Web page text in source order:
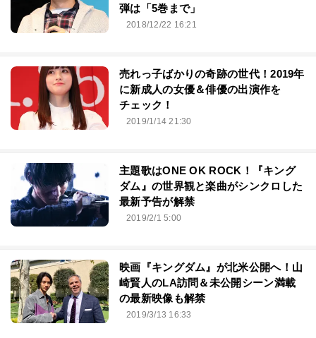
弾は「5巻まで」
2018/12/22 16:21
売れっ子ばかりの奇跡の世代！2019年
に新成人の女優＆俳優の出演作を
チェック！
2019/1/14 21:30
主題歌はONE OK ROCK！『キング
ダム』の世界観と楽曲がシンクロした
最新予告が解禁
2019/2/1 5:00
映画『キングダム』が北米公開へ！山
崎賢人のLA訪問＆未公開シーン満載
の最新映像も解禁
2019/3/13 16:33